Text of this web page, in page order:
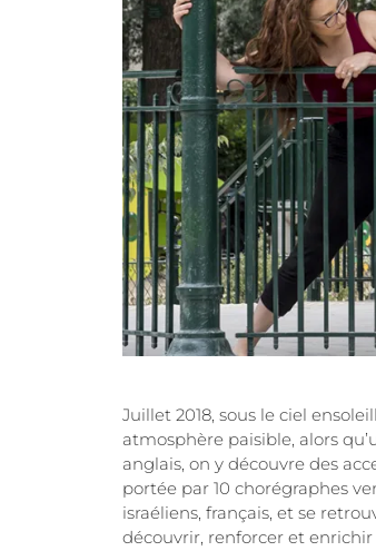
Juillet 2018, sous le ciel
atmosphère paisible, alors
anglais, on y découvre des
portée par 10 chorégraphes
israéliens, français, et se
découvrir, renforcer et